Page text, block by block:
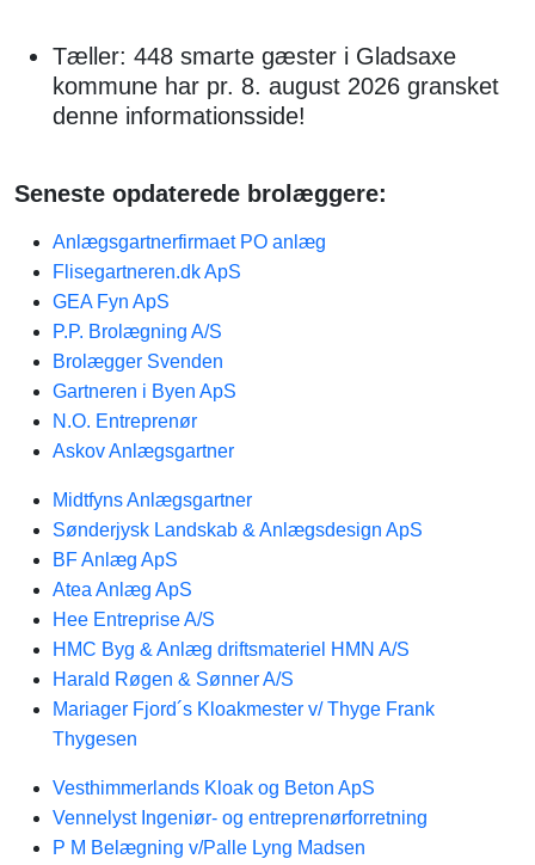
Tæller: 448 smarte gæster i Gladsaxe
kommune har pr. 8. august 2026 gransket
denne informationsside!
Seneste opdaterede brolæggere:
Anlægsgartnerfirmaet PO anlæg
Flisegartneren.dk ApS
GEA Fyn ApS
P.P. Brolægning A/S
Brolægger Svenden
Gartneren i Byen ApS
N.O. Entreprenør
Askov Anlægsgartner
Midtfyns Anlægsgartner
Sønderjysk Landskab & Anlægsdesign ApS
BF Anlæg ApS
Atea Anlæg ApS
Hee Entreprise A/S
HMC Byg & Anlæg driftsmateriel HMN A/S
Harald Røgen & Sønner A/S
Mariager Fjord´s Kloakmester v/ Thyge Frank
Thygesen
Vesthimmerlands Kloak og Beton ApS
Vennelyst Ingeniør- og entreprenørforretning
P M Belægning v/Palle Lyng Madsen